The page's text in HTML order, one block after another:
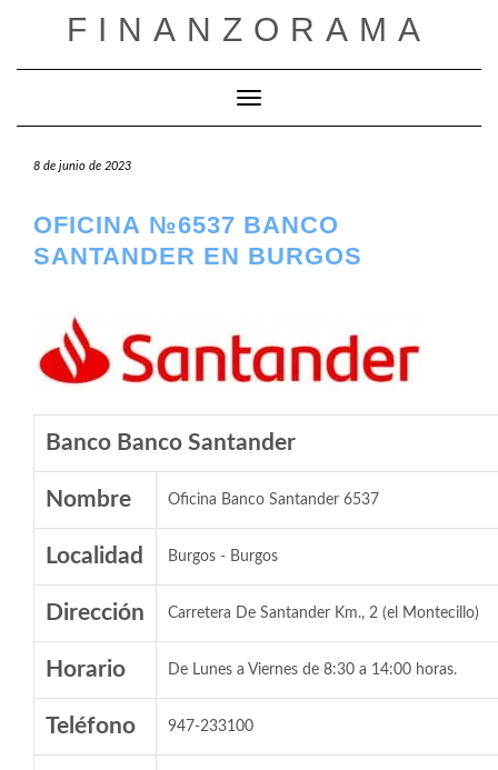
FINANZORAMA
Cambiar modo de navegación
8 de junio de 2023
OFICINA №6537 BANCO
SANTANDER EN BURGOS
Banco Banco Santander
Nombre Oficina Banco Santander 6537
Localidad Burgos - Burgos
Dirección Carretera De Santander Km., 2 (el Montecillo)
Horario De Lunes a Viernes de 8:30 a 14:00 horas.
Teléfono 947-233100